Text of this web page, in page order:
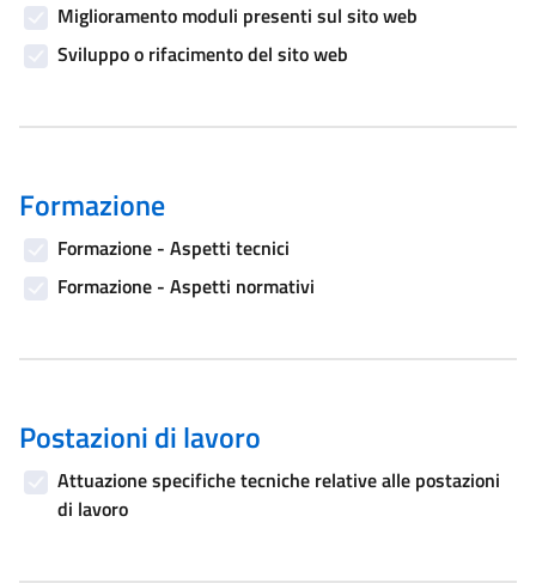
Miglioramento moduli presenti sul sito web
Sviluppo o rifacimento del sito web
Formazione
Formazione - Aspetti tecnici
Formazione - Aspetti normativi
Postazioni di lavoro
Attuazione specifiche tecniche relative alle postazioni
di lavoro